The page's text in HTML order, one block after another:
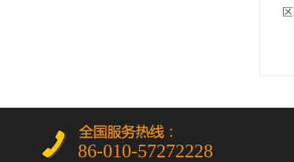
86-010-57272228